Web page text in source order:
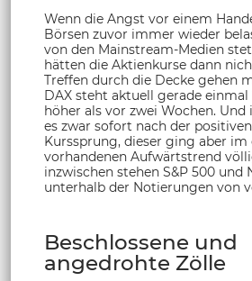
Wenn die Angst vor einem
Börsen zuvor immer wieder
von den Mainstream-Medien
hätten die Aktienkurse dann
Treffen durch die Decke gehen
DAX steht aktuell gerade
höher als vor zwei Wochen. Und
es zwar sofort nach der
Kurssprung, dieser ging aber im
vorhandenen Aufwärtstrend
inzwischen stehen S&P 500 und
unterhalb der Notierungen von
Beschlossene und
angedrohte Zölle